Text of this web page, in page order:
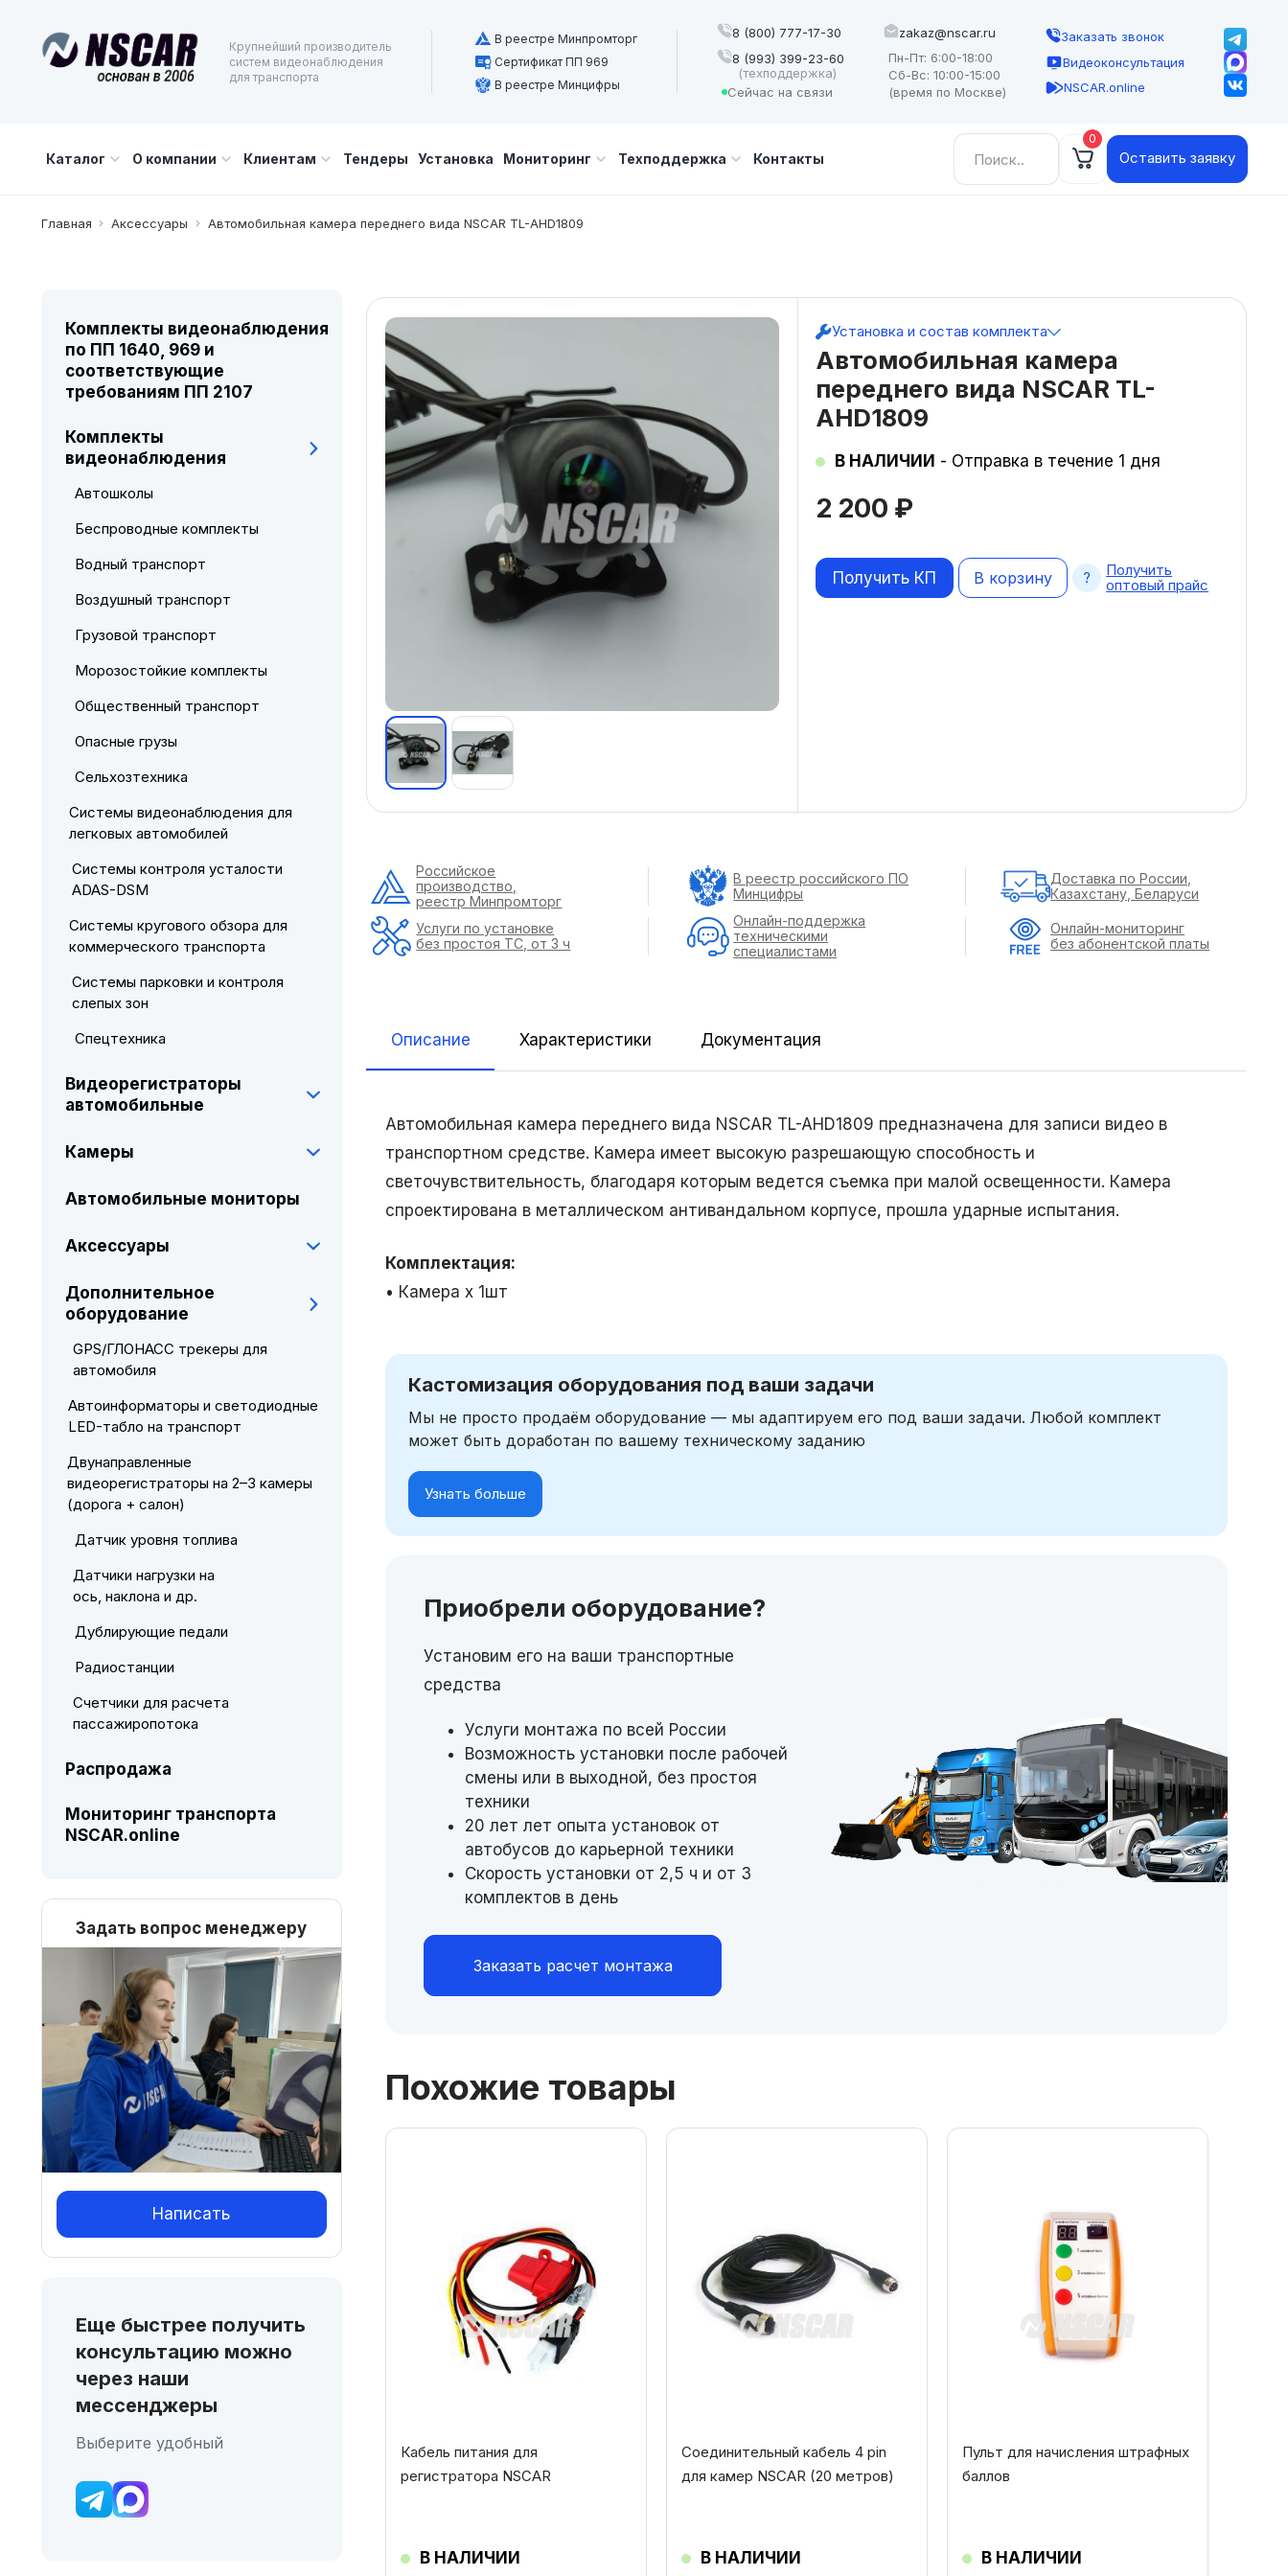
Крупнейший производитель
систем видеонаблюдения
для транспорта
В реестре Минпромторг
Сертификат ПП 969
В реестре Минцифры
8 (800) 777-17-30
8 (993) 399-23-60
(техподдержка)
Сейчас на связи
zakaz@nscar.ru
Пн-Пт: 6:00-18:00
Сб-Вс: 10:00-15:00
(время по Москве)
Заказать звонок
Видеоконсультация
NSCAR.online
Каталог О компании Клиентам Тендеры Установка Мониторинг Техподдержка Контакты
Найти: 0
Оставить заявку
Главная Аксессуары Автомобильная камера переднего вида NSCAR TL-AHD1809
Автомобильная камера
переднего вида NSCAR TL-
AHD1809
2 200 ₽
В НАЛИЧИИ - Отправка в течение 1 дня
Установка и состав комплекта
В корзину
Получить КП
Получить
оптовый прайс
Описание Характеристики Документация
Автомобильная камера переднего вида NSCAR TL-AHD1809 предназначена для записи видео в
транспортном средстве. Камера имеет высокую разрешающую способность и
светочувствительность, благодаря которым ведется съемка при малой освещенности. Камера
спроектирована в металлическом антивандальном корпусе, прошла ударные испытания.
Комплектация:
• Камера х 1шт
Кастомизация оборудования под ваши задачи
Мы не просто продаём оборудование — мы адаптируем его под ваши задачи. Любой комплект
может быть доработан по вашему техническому заданию
Узнать больше
Приобрели оборудование?
Установим его на ваши транспортные
средства
Услуги монтажа по всей России
Возможность установки после рабочей
смены или в выходной, без простоя
техники
20 лет лет опыта установок от
автобусов до карьерной техники
Скорость установки от 2,5 ч и от 3
комплектов в день
Заказать расчет монтажа
Похожие товары
Кабель питания для
регистратора NSCAR
В НАЛИЧИИ
Соединительный кабель 4 pin
для камер NSCAR (20 метров)
В НАЛИЧИИ
Пульт для начисления штрафных
баллов
В НАЛИЧИИ
Российское
производство,
реестр Минпромторг
В реестр российского ПО
Минцифры
Доставка по России,
Казахстану, Беларуси
Услуги по установке
без простоя ТС, от 3 ч
Онлайн-поддержка
техническими
специалистами
Онлайн-мониторинг
без абонентской платы
Комплекты видеонаблюдения
по ПП 1640, 969 и
соответствующие
требованиям ПП 2107
Комплекты
видеонаблюдения
Автошколы
Беспроводные комплекты
Водный транспорт
Воздушный транспорт
Грузовой транспорт
Морозостойкие комплекты
Общественный транспорт
Опасные грузы
Сельхозтехника
Системы видеонаблюдения для
легковых автомобилей
Системы контроля усталости
ADAS-DSM
Системы кругового обзора для
коммерческого транспорта
Системы парковки и контроля
слепых зон
Спецтехника
Видеорегистраторы
автомобильные
Камеры
Автомобильные мониторы
Аксессуары
Дополнительное
оборудование
GPS/ГЛОНАСС трекеры для
автомобиля
Автоинформаторы и светодиодные
LED-табло на транспорт
Двунаправленные
видеорегистраторы на 2–3 камеры
(дорога + салон)
Датчик уровня топлива
Датчики нагрузки на
ось, наклона и др.
Дублирующие педали
Радиостанции
Счетчики для расчета
пассажиропотока
Распродажа
Мониторинг транспорта
NSCAR.online
Задать вопрос менеджеру
Написать
Еще быстрее получить
консультацию можно
через наши
мессенджеры
Выберите удобный